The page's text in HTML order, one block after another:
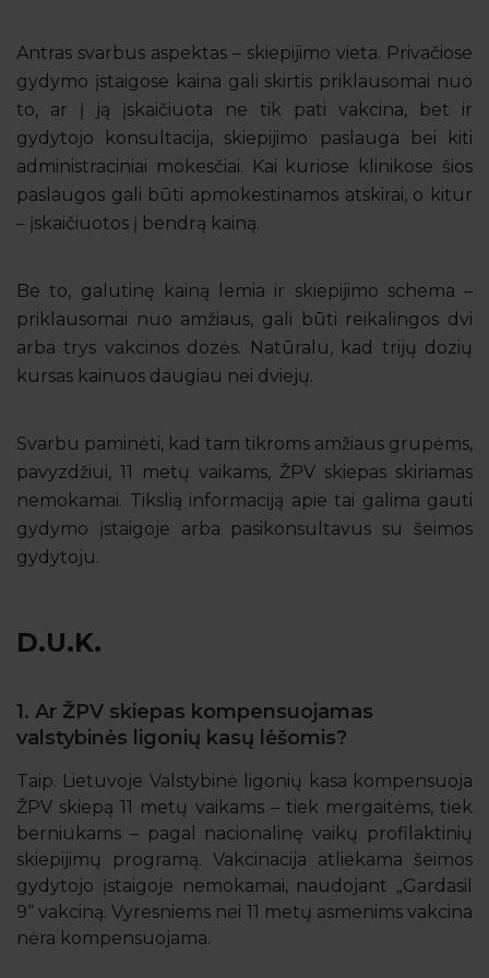
Antras svarbus aspektas – skiepijimo vieta. Privačiose
gydymo įstaigose kaina gali skirtis priklausomai nuo
to, ar į ją įskaičiuota ne tik pati vakcina, bet ir
gydytojo konsultacija, skiepijimo paslauga bei kiti
administraciniai mokesčiai. Kai kuriose klinikose šios
paslaugos gali būti apmokestinamos atskirai, o kitur
– įskaičiuotos į bendrą kainą.
Be to, galutinę kainą lemia ir skiepijimo schema –
priklausomai nuo amžiaus, gali būti reikalingos dvi
arba trys vakcinos dozės. Natūralu, kad trijų dozių
kursas kainuos daugiau nei dviejų.
Svarbu paminėti, kad tam tikroms amžiaus grupėms,
pavyzdžiui, 11 metų vaikams, ŽPV skiepas skiriamas
nemokamai. Tikslią informaciją apie tai galima gauti
gydymo įstaigoje arba pasikonsultavus su šeimos
gydytoju.
D.U.K.
1. Ar ŽPV skiepas kompensuojamas
valstybinės ligonių kasų lėšomis?
Taip. Lietuvoje Valstybinė ligonių kasa kompensuoja
ŽPV skiepą 11 metų vaikams – tiek mergaitėms, tiek
berniukams – pagal nacionalinę vaikų profilaktinių
skiepijimų programą. Vakcinacija atliekama šeimos
gydytojo įstaigoje nemokamai, naudojant „Gardasil
9“ vakciną. Vyresniems nei 11 metų asmenims vakcina
nėra kompensuojama.